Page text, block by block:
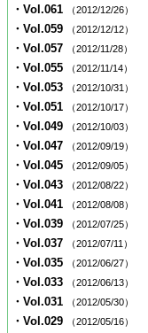
・Vol.061 （2012/12/26）
・Vol.059 （2012/12/12）
・Vol.057 （2012/11/28）
・Vol.055 （2012/11/14）
・Vol.053 （2012/10/31）
・Vol.051 （2012/10/17）
・Vol.049 （2012/10/03）
・Vol.047 （2012/09/19）
・Vol.045 （2012/09/05）
・Vol.043 （2012/08/22）
・Vol.041 （2012/08/08）
・Vol.039 （2012/07/25）
・Vol.037 （2012/07/11）
・Vol.035 （2012/06/27）
・Vol.033 （2012/06/13）
・Vol.031 （2012/05/30）
・Vol.029 （2012/05/16）